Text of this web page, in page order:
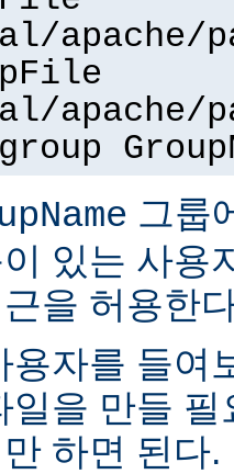
apache/
apache/
그룹
있는 사용
을 허용한
용자를 들여
일을 만들
하면 된다.